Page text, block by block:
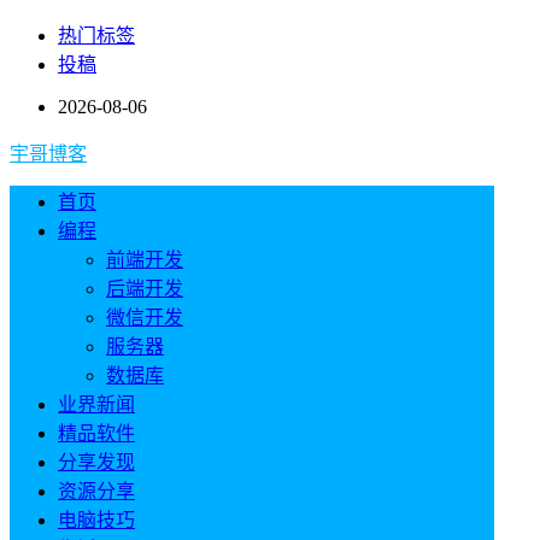
热门标签
投稿
2026-08-06
宇哥博客
首页
编程
前端开发
后端开发
微信开发
服务器
数据库
业界新闻
精品软件
分享发现
资源分享
电脑技巧